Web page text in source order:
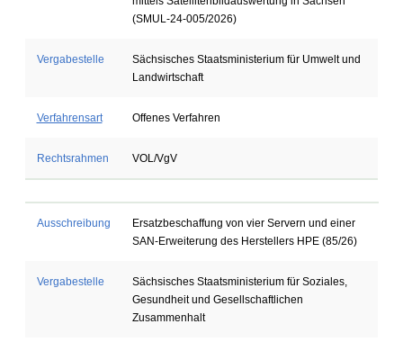
(SMUL-24-005/2026)
Vergabestelle
Sächsisches Staatsministerium für Umwelt und
Landwirtschaft
Verfahrensart Offenes Verfahren
Rechtsrahmen VOL/VgV
Ausschreibung
Ersatzbeschaffung von vier Servern und einer
SAN-Erweiterung des Herstellers HPE (85/26)
Vergabestelle
Sächsisches Staatsministerium für Soziales,
Gesundheit und Gesellschaftlichen
Zusammenhalt